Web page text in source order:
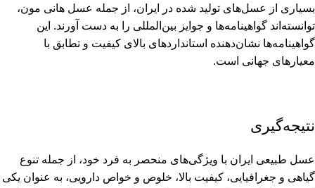
بسیاری از عسل‌های تولید شده در ایران، از جمله عسل هانی مون،
توانسته‌اند گواهینامه‌ها و جوایز بین‌المللی را به دست آورند. این
گواهینامه‌ها نشان‌دهنده استانداردهای بالای کیفیت و تطابق با
معیارهای جهانی است.
نتیجه‌گیری
عسل طبیعی ایران با ویژگی‌های منحصر به فرد خود، از جمله تنوع
گیاهی و جغرافیایی، کیفیت بالا، خلوص و خواص دارویی، به عنوان یکی